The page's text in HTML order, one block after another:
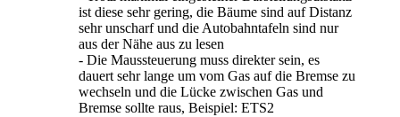
ist diese sehr gering, die Bäume sind auf Distanz
sehr unscharf und die Autobahntafeln sind nur
aus der Nähe aus zu lesen
- Die Maussteuerung muss direkter sein, es
dauert sehr lange um vom Gas auf die Bremse zu
wechseln und die Lücke zwischen Gas und
Bremse sollte raus, Beispiel: ETS2